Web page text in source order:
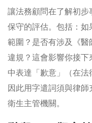
讓法務顧問在了解初
保守的評估。包括：
範圍？是否有涉及《
違規？這會影響你接
中表達「歉意」（在法
因此用字遣詞須與律
衛生主管機關。